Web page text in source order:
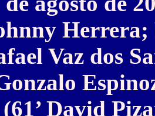
Vaz dos
David